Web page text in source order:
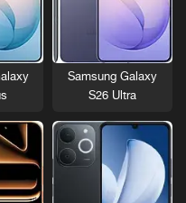
Samsung Galaxy
S26 Ultra